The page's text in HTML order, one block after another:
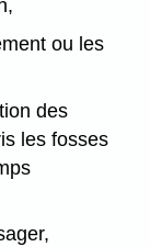
ou les
des
les fosses